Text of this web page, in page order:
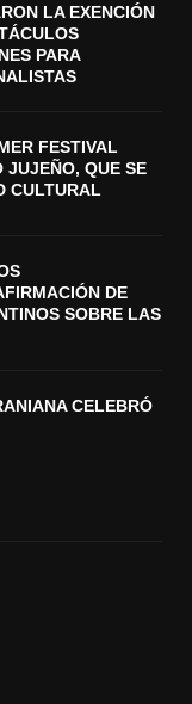
LA EXENCIÓN
PARA
FESTIVAL
JUJEÑO, QUE SE
CULTURAL
DE
SOBRE LAS
CELEBRÓ